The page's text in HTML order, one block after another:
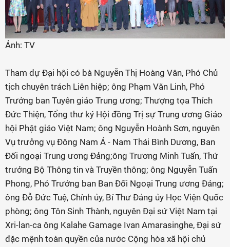
Ảnh: TV
Tham dự Đại hội có bà Nguyễn Thị Hoàng Vân, Phó Chủ
tịch chuyên trách Liên hiệp; ông Phạm Văn Linh, Phó
Trưởng ban Tuyên giáo Trung ương; Thượng tọa Thích
Đức Thiện, Tổng thư ký Hội đồng Trị sự Trung ương Giáo
hội Phật giáo Việt Nam; ông Nguyễn Hoành Sơn, nguyên
Vụ trưởng vụ Đông Nam Á - Nam Thái Bình Dương, Ban
Đối ngoại Trung ương Đảng;ông Trương Minh Tuấn, Thứ
trưởng Bộ Thông tin và Truyền thông; ông Nguyễn Tuấn
Phong, Phó Trưởng ban Ban Đối Ngoại Trung ương Đảng;
ông Đỗ Đức Tuệ, Chính ủy, Bí Thư Đảng ủy Học Viện Quốc
phòng; ông Tôn Sinh Thành, nguyên Đại sứ Việt Nam tại
Xri-lan-ca ông Kalahe Gamage Ivan Amarasinghe, Đại sứ
đặc mệnh toàn quyền của nước Cộng hòa xã hội chủ